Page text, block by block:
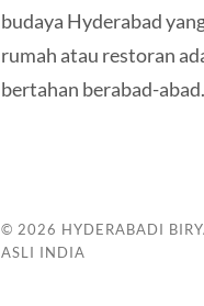
budaya Hyderabad
rumah atau restoran
bertahan berabad-abad.
© 2026 HYDERABADI
ASLI INDIA